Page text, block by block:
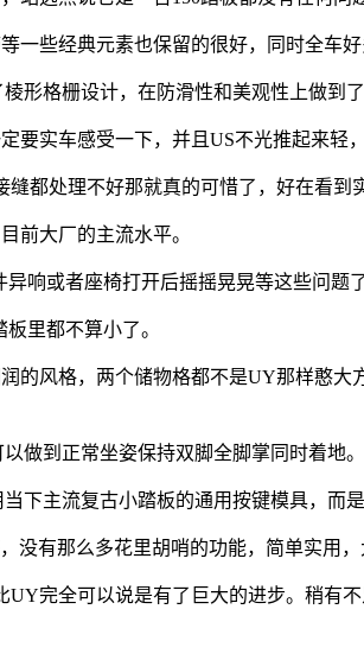
些经典元素也保留的很好，同时全车好
格栅设计，在防滑性和美观性上做到了
实车感受一下，并且US不光推起来轻，
处理不好那就真的可惜了，好在看到
前大厂的主流水平。
或者座椅打开后摇摇晃晃等这些问题了
里都不算小了。
风格，两个储物格都不是UY那样憨大
做到正常坐姿保持双脚全脚掌同时着地。
主流复古小踏板的通用按键模具，而是
有那么多花里胡哨的功能，简单实用，
完全可以说是有了巨大的进步。稍有